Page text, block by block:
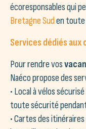
écoresponsables qui
Bretagne Suden
Services dédiés
Pour rendre vos
Naéco propose des
• Local à vélos
toute sécurité
• Cartes des